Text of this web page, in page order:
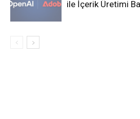
ile İçerik Üretimi